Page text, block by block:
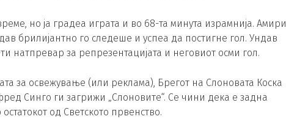
но ја градеа играта и во 68-та минута израмнија. Амири
брилијантно го следеше и успеа да постигне гол. Ундав
натпревар за репрезентацијата и неговиот осми гол.
за освежување (или реклама), Брегот на Слоновата Коска
Синго ги загрижи „Слоновите“. Се чини дека е задна
од Светското првенство.